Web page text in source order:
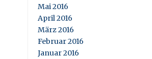
Mai 2016
April 2016
März 2016
Februar 2016
Januar 2016